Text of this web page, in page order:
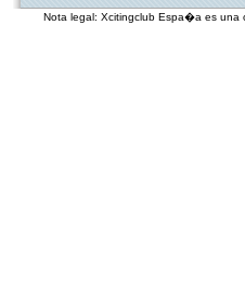
Nota legal: Xcitingclub Espa�a es una